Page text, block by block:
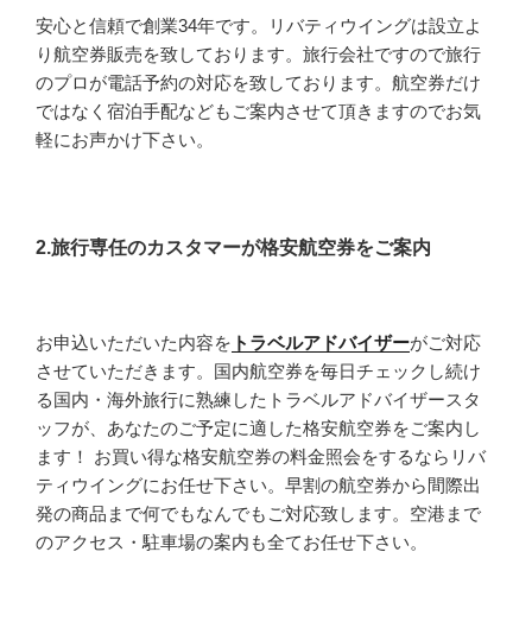
安心と信頼で創業34年です。リバティウイングは設立よ
り航空券販売を致しております。旅行会社ですので旅行
のプロが電話予約の対応を致しております。航空券だけ
ではなく宿泊手配などもご案内させて頂きますのでお気
軽にお声かけ下さい。
2.旅行専任のカスタマーが格安航空券をご案内
お申込いただいた内容を トラベルアドバイザーがご対応
させていただきます。国内航空券を毎日チェックし続け
る国内・海外旅行に熟練したトラベルアドバイザースタ
ッフが、あなたのご予定に適した格安航空券をご案内し
ます！ お買い得な格安航空券の料金照会をするならリバ
ティウイングにお任せ下さい。早割の航空券から間際出
発の商品まで何でもなんでもご対応致します。空港まで
のアクセス・駐車場の案内も全てお任せ下さい。